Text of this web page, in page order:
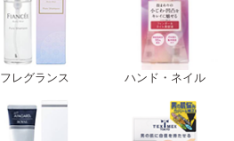
フレグランス ハンド・ネイル